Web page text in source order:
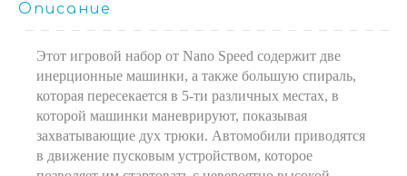
Описание
Этот игровой набор от Nano Speed содержит две
инерционные машинки, а также большую спираль,
которая пересекается в 5-ти различных местах, в
которой машинки маневрируют, показывая
захватывающие дух трюки. Автомобили приводятся
в движение пусковым устройством, которое